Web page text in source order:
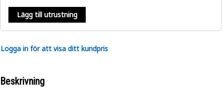
Lägg till utrustning
Logga in för att visa ditt kundpris
Beskrivning